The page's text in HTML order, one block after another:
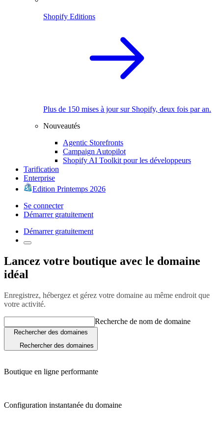
Shopify Editions
Plus de 150 mises à jour sur Shopify, deux fois par an.
Nouveautés
Agentic Storefronts
Campaign Autopilot
Shopify AI Toolkit pour les développeurs
Tarification
Enterprise
Edition Printemps 2026
Se connecter
Démarrer gratuitement
Démarrer gratuitement
Lancez votre boutique avec le domaine
idéal
Enregistrez, hébergez et gérez votre domaine au même endroit que
votre activité.
Recherche de nom de domaine
Rechercher des domaines
Rechercher des domaines
Boutique en ligne performante
Configuration instantanée du domaine